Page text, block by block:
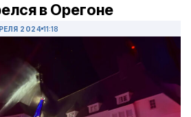
в Орегоне
2024 11:18